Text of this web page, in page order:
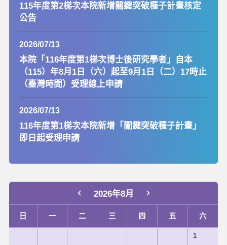
115年度第2梯次本院新增關鍵突破種子計畫核定
公告
2026/07/13
本院「116年度第1梯次博士後研究學者」自本
（115）年8月1日（六）起至9月1日（二）17時止
（臺灣時間）受理線上申請
2026/07/13
116年度第1梯次本院新增「關鍵突破種子計畫」
即日起受理申請
2026年8月
日 一 二 三 四 五 六
1